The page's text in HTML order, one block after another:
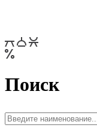
Поиск